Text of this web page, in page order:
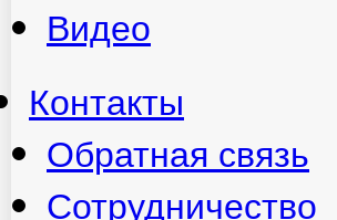
Видео
Контакты
Обратная связь
Сотрудничество